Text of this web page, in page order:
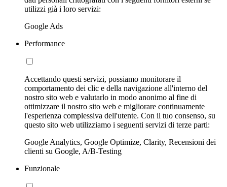
utilizzi già i loro servizi:
Google Ads
Performance
Accettando questi servizi, possiamo monitorare il
comportamento dei clic e della navigazione all'interno del
nostro sito web e valutarlo in modo anonimo al fine di
ottimizzare il nostro sito web e migliorare continuamente
l'esperienza complessiva dell'utente. Con il tuo consenso, su
questo sito web utilizziamo i seguenti servizi di terze parti:
Google Analytics, Google Optimize, Clarity, Recensioni dei
clienti su Google, A/B-Testing
Funzionale